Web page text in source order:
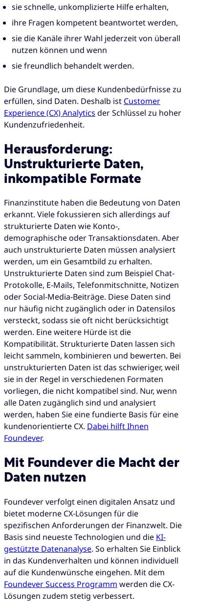
sie schnelle, unkomplizierte Hilfe erhalten,
ihre Fragen kompetent beantwortet werden,
sie die Kanäle ihrer Wahl jederzeit von überall
nutzen können und wenn
sie freundlich behandelt werden.
Die Grundlage, um diese Kundenbedürfnisse zu
erfüllen, sind Daten. Deshalb ist Customer
Experience (CX) Analytics der Schlüssel zu hoher
Kundenzufriedenheit.
Herausforderung:
Unstrukturierte Daten,
inkompatible Formate
Finanzinstitute haben die Bedeutung von Daten
erkannt. Viele fokussieren sich allerdings auf
strukturierte Daten wie Konto-,
demographische oder Transaktionsdaten. Aber
auch unstrukturierte Daten müssen analysiert
werden, um ein Gesamtbild zu erhalten.
Unstrukturierte Daten sind zum Beispiel Chat-
Protokolle, E-Mails, Telefonmitschnitte, Notizen
oder Social-Media-Beiträge. Diese Daten sind
nur häufig nicht zugänglich oder in Datensilos
versteckt, sodass sie oft nicht berücksichtigt
werden. Eine weitere Hürde ist die
Kompatibilität. Strukturierte Daten lassen sich
leicht sammeln, kombinieren und bewerten. Bei
unstrukturierten Daten ist das schwieriger, weil
sie in der Regel in verschiedenen Formaten
vorliegen, die nicht kompatibel sind. Nur, wenn
alle Daten zugänglich sind und analysiert
werden, haben Sie eine fundierte Basis für eine
kundenorientierte CX. Dabei hilft Ihnen
Foundever.
Mit Foundever die Macht der
Daten nutzen
Foundever verfolgt einen digitalen Ansatz und
bietet moderne CX-Lösungen für die
spezifischen Anforderungen der Finanzwelt. Die
Basis sind neueste Technologien und die KI-
gestützte Datenanalyse. So erhalten Sie Einblick
in das Kundenverhalten und können individuell
auf die Kundenwünsche eingehen. Mit dem
Foundever Success Programm werden die CX-
Lösungen zudem stetig verbessert.